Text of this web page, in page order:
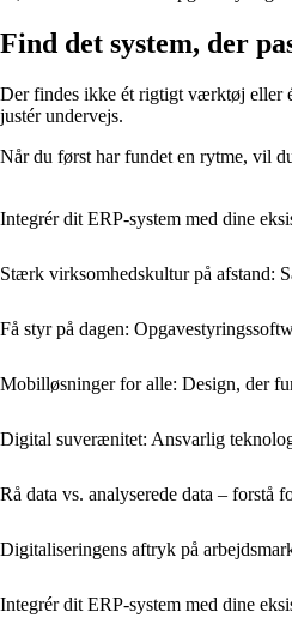
Find det system, der
Der findes ikke ét rigtigt værktøj eller
justér undervejs.
Når du først har fundet en rytme, vil
Integrér dit ERP-system med dine
Stærk virksomhedskultur på afstand:
Få styr på dagen:
Mobil­løsninger for alle: Design, der
Digital suverænitet: Ansvarlig
Rå data vs. analyserede data – forstå
Digitaliseringens aftryk på
Integrér dit ERP-system med dine